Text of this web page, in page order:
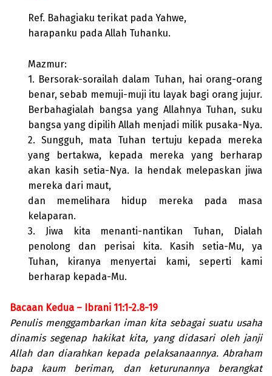
Ref. Bahagiaku terikat pada Yahwe,
harapanku pada Allah Tuhanku.
Mazmur:
1. Bersorak-sorailah dalam Tuhan, hai orang-orang
benar, sebab memuji-muji itu layak bagi orang jujur.
Berbahagialah bangsa yang Allahnya Tuhan, suku
bangsa yang dipilih Allah menjadi milik pusaka-Nya.
2. Sungguh, mata Tuhan tertuju kepada mereka
yang bertakwa, kepada mereka yang berharap
akan kasih setia-Nya. Ia hendak melepaskan jiwa
mereka dari maut,
dan memelihara hidup mereka pada masa
kelaparan.
3. Jiwa kita menanti-nantikan Tuhan, Dialah
penolong dan perisai kita. Kasih setia-Mu, ya
Tuhan, kiranya menyertai kami, seperti kami
berharap kepada-Mu.
Bacaan Kedua – Ibrani 11:1-2.8-19
Penulis menggambarkan iman kita sebagai suatu usaha
dinamis segenap hakikat kita, yang didasari oleh janji
Allah dan diarahkan kepada pelaksanaannya. Abraham
bapa kaum beriman, dan keturunannya berangkat